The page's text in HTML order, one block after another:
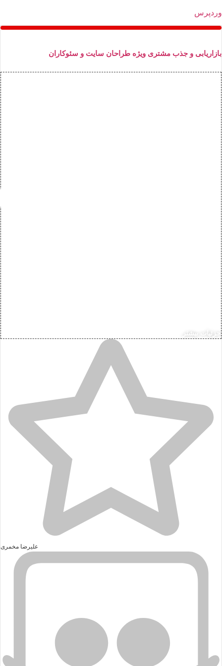
و جذب مشتری ویژه طراحان سایت و سئوکاران
بیشتر
علیرضا مخمری